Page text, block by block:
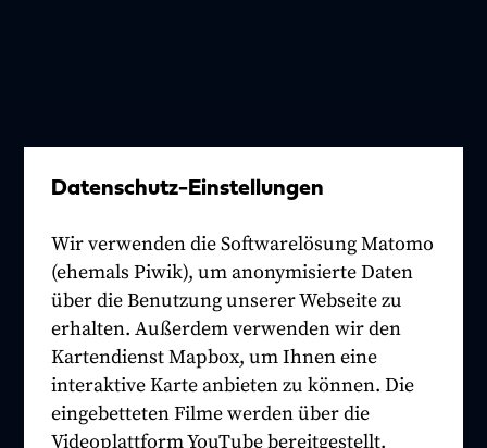
Datenschutz-Einstellungen
Wir verwenden die Softwarelösung Matomo
(ehemals Piwik), um anonymisierte Daten
über die Benutzung unserer Webseite zu
erhalten. Außerdem verwenden wir den
Kartendienst Mapbox, um Ihnen eine
interaktive Karte anbieten zu können. Die
eingebetteten Filme werden über die
Videoplattform YouTube bereitgestellt.